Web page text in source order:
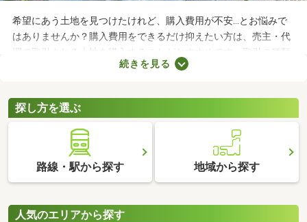
希望にあう土地を見つけたけれど、購入費用が不安…とお悩みで
はありませんか？購入費用をできるだけ抑えたい方は、売主・代
理で取引される土地を購入することがおすすめです。取引の種類
が売主、または代理の場合、仲介手数料がかからない大きなメリ
される土地から理想の場所を探しましょう。
続きを見る
探し方を選ぶ
路線・駅から探す 地域から探す
人気のエリアから探す